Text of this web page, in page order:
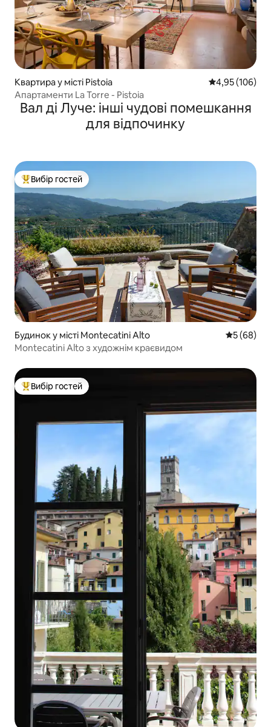
Квартира у місті Pistoia Середня
4,95 (106)
Апартаменти La Torre - Pistoia
Вал ді Луче: інші чудові помешкання
для відпочинку
Топ вибір гостей
Вибір гостей
Будинок у місті Montecatini Alto Середня
5 (68)
Montecatini Alto з художнім краєвидом
Топ вибір гостей
Вибір гостей